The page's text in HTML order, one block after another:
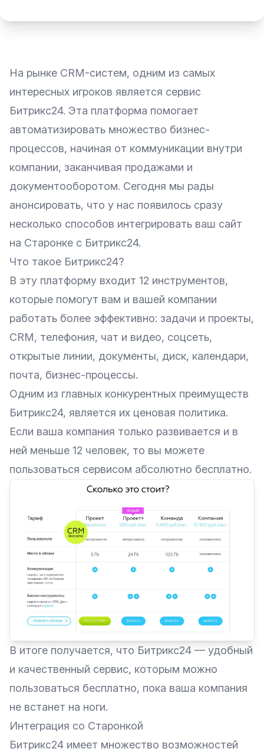
На рынке CRM-систем, одним из самых
интересных игроков является сервис
Битрикс24. Эта платформа помогает
автоматизировать множество бизнес-
процессов, начиная от коммуникации внутри
компании, заканчивая продажами и
документооборотом. Сегодня мы рады
анонсировать, что у нас появилось сразу
несколько способов интегрировать ваш сайт
на Старонке с Битрикс24.
Что такое Битрикс24?
В эту платформу входит 12 инструментов,
которые помогут вам и вашей компании
работать более эффективно: задачи и проекты,
CRM, телефония, чат и видео, соцсеть,
открытые линии, документы, диск, календари,
почта, бизнес-процессы.
Одним из главных конкурентных преимуществ
Битрикс24, является их ценовая политика.
Если ваша компания только развивается и в
ней меньше 12 человек, то вы можете
пользоваться сервисом абсолютно бесплатно.
В итоге получается, что Битрикс24 — удобный
и качественный сервис, которым можно
пользоваться бесплатно, пока ваша компания
не встанет на ноги.
Интеграция со Старонкой
Битрикс24 имеет множество возможностей